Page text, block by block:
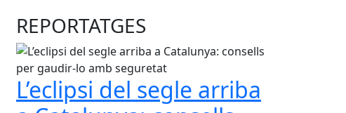
REPORTATGES
L’eclipsi del segle arriba